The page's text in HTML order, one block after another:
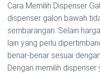
Cara Memilih Dispenser
dispenser galon bawah
sembarangan. Selain
lain yang perlu
benar-benar sesuai
Dengan memilih